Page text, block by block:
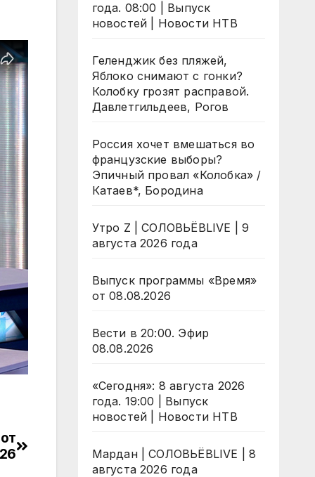
года. 08:00 | Выпуск
новостей | Новости НТВ
Геленджик без пляжей,
Яблоко снимают с гонки?
Колобку грозят расправой.
Давлетгильдеев, Рогов
Россия хочет вмешаться во
французские выборы?
Эпичный провал «Колобка» /
Катаев*, Бородина
Утро Z | СОЛОВЬЁВLIVE | 9
августа 2026 года
Выпуск программы «Время»
от 08.08.2026
Вести в 20:00. Эфир
08.08.2026
«Сегодня»: 8 августа 2026
года. 19:00 | Выпуск
новостей | Новости НТВ
Мардан | СОЛОВЬЁВLIVE | 8
августа 2026 года